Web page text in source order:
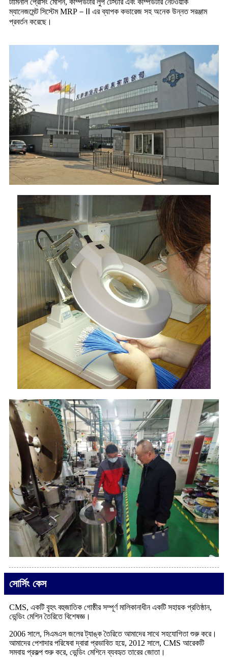
টার্মিনাল প্রেসিং মেশিন, কম্পিউটার লুপ টেস্টার এবং কম্পিউটার নেটওয়ার্ক
ম্যানেজমেন্ট সিস্টেম MRP－Ⅱ এর ব্যাপক কভারেজ সহ অনেক উন্নত সরঞ্জাম
প্রবর্তন করেছে।
সোর্সিং কেস
CMS, একটি বৃহৎ বহুজাতিক গোষ্ঠীর সম্পূর্ণ মালিকানাধীন একটি সহায়ক প্রতিষ্ঠান,
ভেন্ডিং মেশিন তৈরিতে বিশেষজ্ঞ।
2006 সালে, সিএমএস জলের ট্যাঙ্ক তৈরিতে আমাদের সাথে সহযোগিতা শুরু করে।
আমাদের পেশাদার পরিষেবা দ্বারা প্রভাবিত হয়ে, 2012 সালে, CMS আরেকটি
সমবায় প্রকল্প শুরু করে, ভেন্ডিং মেশিনে ব্যবহৃত তারের জোতা।